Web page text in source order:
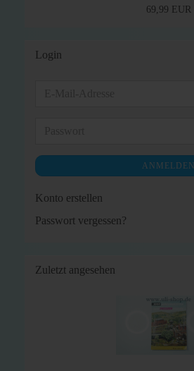
69,99 EUR
Login
ANMELDEN
Konto erstellen
Passwort vergessen?
Zuletzt angesehen